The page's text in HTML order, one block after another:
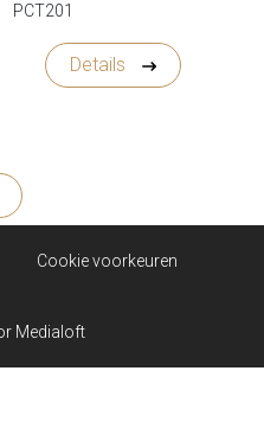
PCT201
Details
Cookie voorkeuren
Medialoft